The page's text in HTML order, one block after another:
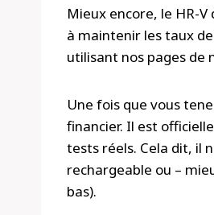
Mieux encore, le HR-
à maintenir les taux
utilisant nos pages de
Une fois que vous
financier. Il est
tests réels. Cela dit, il
rechargeable ou –
bas).